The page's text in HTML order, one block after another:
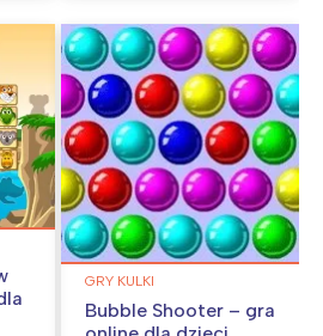
GRY KULKI
Bubble Shooter – gra